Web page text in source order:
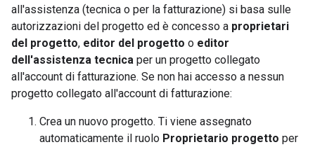
all'assistenza (tecnica o per la fatturazione) si basa sulle
autorizzazioni del progetto ed è concesso a proprietari
del progetto, editor del progetto o editor
dell'assistenza tecnica per un progetto collegato
all'account di fatturazione. Se non hai accesso a nessun
progetto collegato all'account di fatturazione:
Crea un nuovo progetto. Ti viene assegnato
automaticamente il ruolo Proprietario progetto per